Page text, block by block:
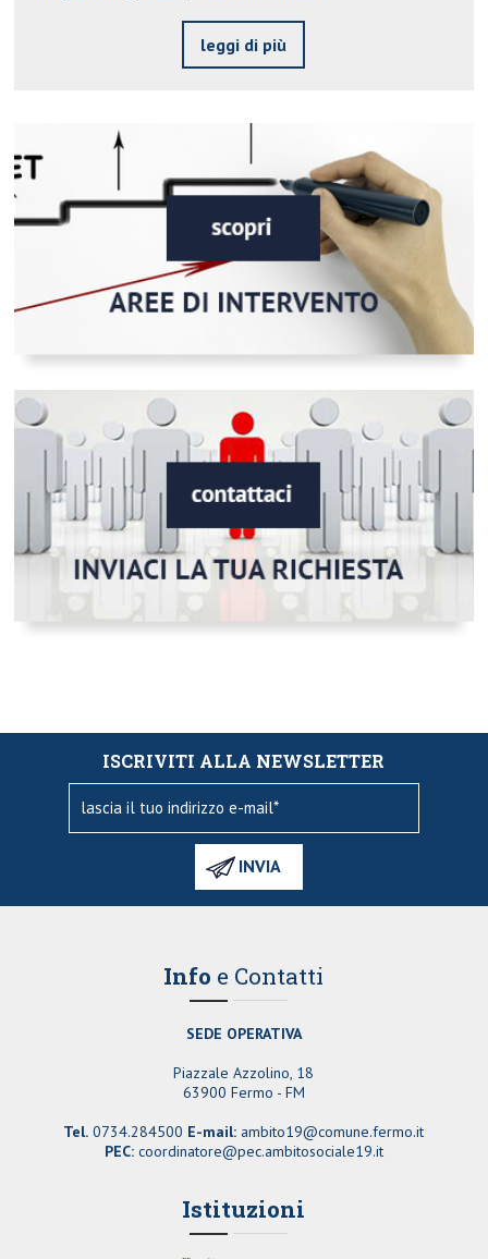
leggi di più
ISCRIVITI ALLA NEWSLETTER
Info e Contatti
SEDE OPERATIVA
Piazzale Azzolino, 18
63900 Fermo - FM
Tel. 0734.284500 E-mail: ambito19@comune.fermo.it
PEC: coordinatore@pec.ambitosociale19.it
Istituzioni